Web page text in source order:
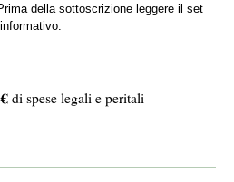
della sottoscrizione leggere il set
informativo.
di spese legali e peritali